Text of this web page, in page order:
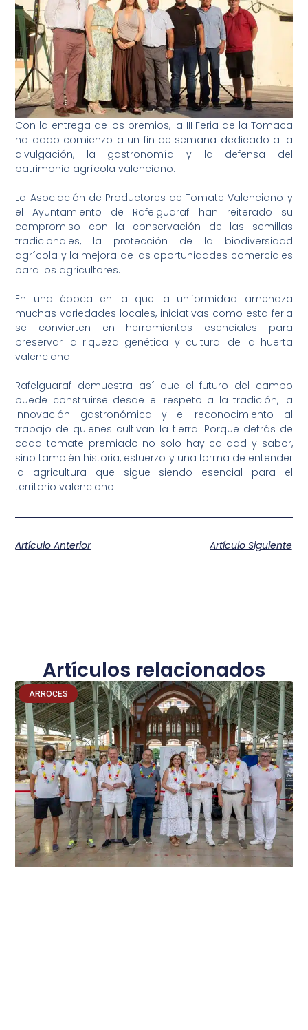
Con la entrega de los premios, la III Feria de la Tomaca
ha dado comienzo a un fin de semana dedicado a la
divulgación, la gastronomía y la defensa del
patrimonio agrícola valenciano.
La Asociación de Productores de Tomate Valenciano y
el Ayuntamiento de Rafelguaraf han reiterado su
compromiso con la conservación de las semillas
tradicionales, la protección de la biodiversidad
agrícola y la mejora de las oportunidades comerciales
para los agricultores.
En una época en la que la uniformidad amenaza
muchas variedades locales, iniciativas como esta feria
se convierten en herramientas esenciales para
preservar la riqueza genética y cultural de la huerta
valenciana.
Rafelguaraf demuestra así que el futuro del campo
puede construirse desde el respeto a la tradición, la
innovación gastronómica y el reconocimiento al
trabajo de quienes cultivan la tierra. Porque detrás de
cada tomate premiado no solo hay calidad y sabor,
sino también historia, esfuerzo y una forma de entender
la agricultura que sigue siendo esencial para el
territorio valenciano.
Artículo Anterior Artículo Siguiente
Artículos relacionados
ARROCES